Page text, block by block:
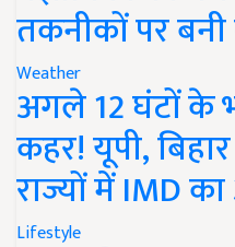
तकनीकों पर
Weather
अगले 12 घंटों के
कहर! यूपी,
राज्यों में IMD
Lifestyle